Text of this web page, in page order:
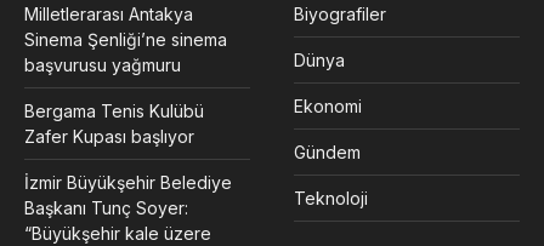
Milletlerarası Antakya
Sinema Şenliği’ne sinema
başvurusu yağmuru
Bergama Tenis Kulübü
Zafer Kupası başlıyor
İzmir Büyükşehir Belediye
Başkanı Tunç Soyer:
“Büyükşehir kale üzere
Biyografiler
Dünya
Ekonomi
Gündem
Teknoloji